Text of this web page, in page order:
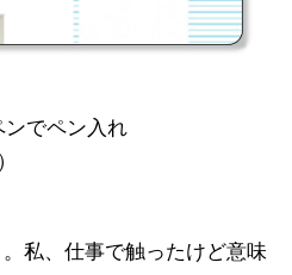
ンでペン入れ
私、仕事で触ったけど意味